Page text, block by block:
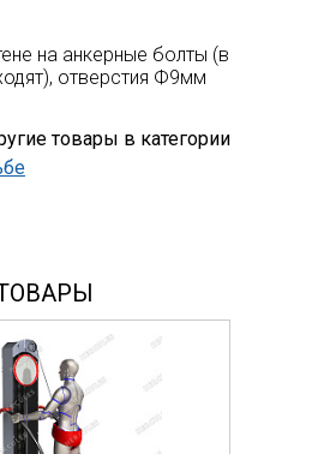
на анкерные болты (в
отверстия Ф9мм
товары в категории